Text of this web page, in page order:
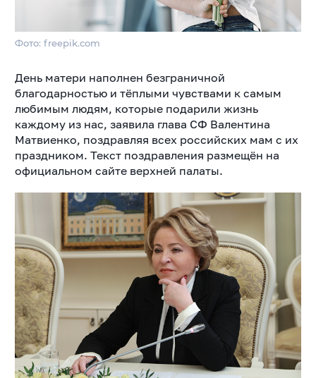
Фото: freepik.com
День матери наполнен безграничной
благодарностью и тёплыми чувствами к самым
любимым людям, которые подарили жизнь
каждому из нас, заявила глава СФ Валентина
Матвиенко, поздравляя всех российских мам с их
праздником. Текст поздравления размещён на
официальном сайте верхней палаты.